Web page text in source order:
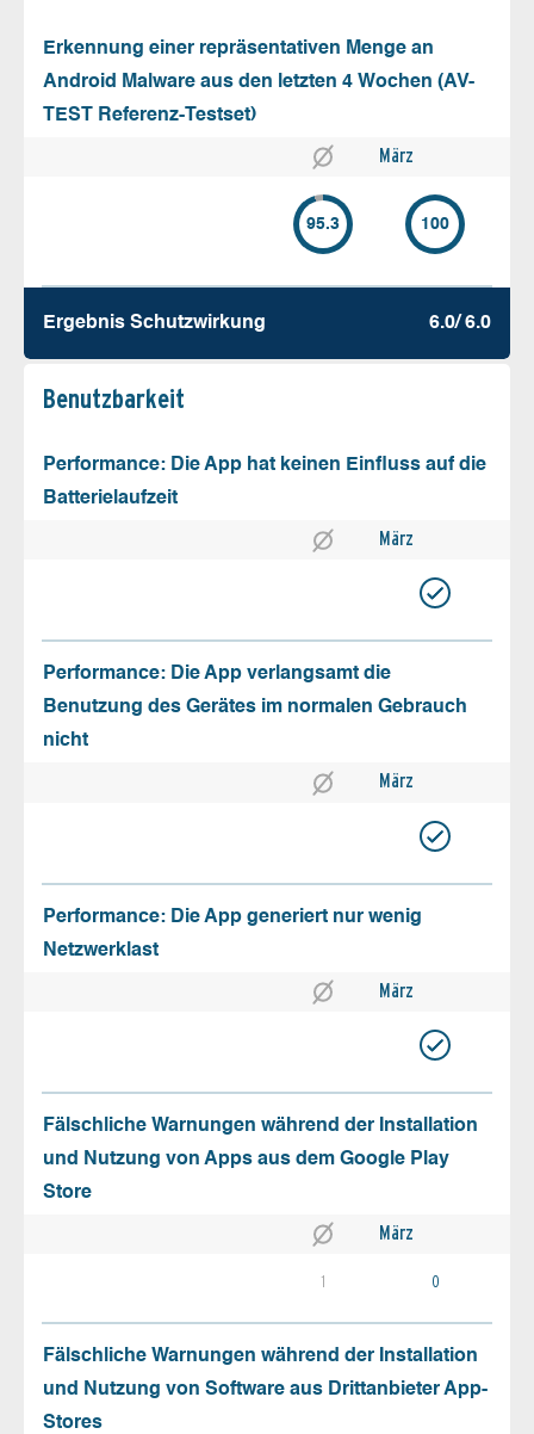
Erkennung einer repräsentativen Menge an
Android Malware aus den letzten 4 Wochen (AV-
TEST Referenz-Testset)
März
95.3 100
Ergebnis Schutz­wirkung 6.0/ 6.0
Benutz­barkeit
Performance: Die App hat keinen Einfluss auf die
Batterielaufzeit
März
Performance: Die App verlangsamt die
Benutzung des Gerätes im normalen Gebrauch
nicht
März
Performance: Die App generiert nur wenig
Netzwerklast
März
Fälschliche Warnungen während der Installation
und Nutzung von Apps aus dem Google Play
Store
März
1 0
Fälschliche Warnungen während der Installation
und Nutzung von Software aus Drittanbieter App-
Stores